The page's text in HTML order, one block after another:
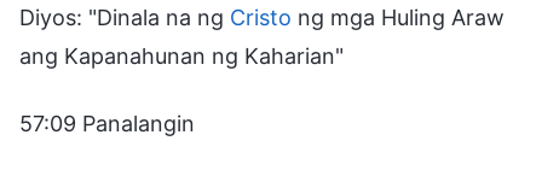
Diyos: "Dinala na ng Cristo ng mga Huling Araw
ang Kapanahunan ng Kaharian"
57:09 Panalangin